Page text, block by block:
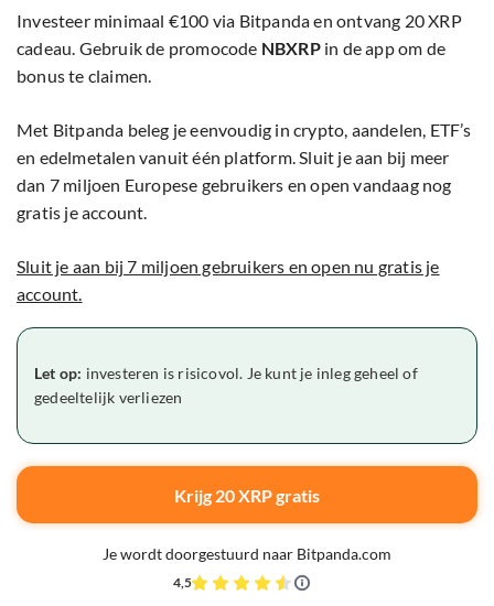
Investeer minimaal €100 via Bitpanda en ontvang 20 XRP
cadeau. Gebruik de promocode NBXRPin de app om de
bonus te claimen.
Met Bitpanda beleg je eenvoudig in crypto, aandelen, ETF’s
en edelmetalen vanuit één platform. Sluit je aan bij meer
dan 7 miljoen Europese gebruikers en open vandaag nog
gratis je account.
Sluit je aan bij 7 miljoen gebruikers en open nu gratis je
account.
Let op: investeren is risicovol. Je kunt je inleg geheel of
gedeeltelijk verliezen
Krijg 20 XRP gratis
Je wordt doorgestuurd naar Bitpanda.com
4,5